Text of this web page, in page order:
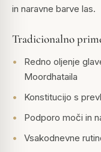
in naravne barve las.
Tradicionalno
Redno oljenje
Moordhataila
Konstitucijo s
Podporo moči in
Vsakodnevne